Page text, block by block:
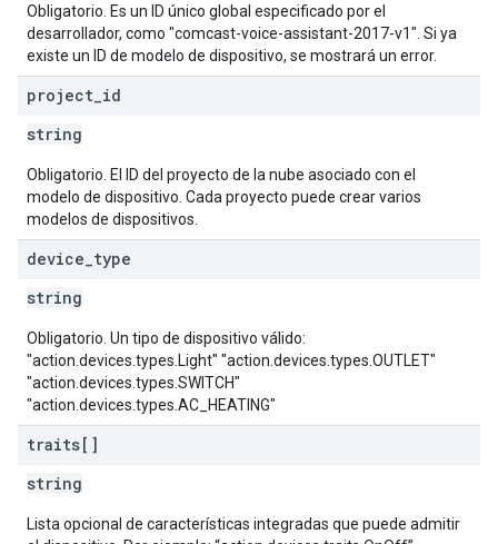
Obligatorio. Es un ID único global especificado por el
desarrollador, como "comcast-voice-assistant-2017-v1". Si ya
existe un ID de modelo de dispositivo, se mostrará un error.
project id
string
Obligatorio. El ID del proyecto de la nube asociado con el
modelo de dispositivo. Cada proyecto puede crear varios
modelos de dispositivos.
device type
string
Obligatorio. Un tipo de dispositivo válido:
"action.devices.types.Light" "action.devices.types.OUTLET"
"action.devices.types.SWITCH"
"action.devices.types.AC_HEATING"
traits[]
string
Lista opcional de características integradas que puede admitir